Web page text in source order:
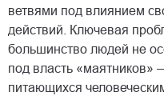
ветвями под влиянием
действий. Ключевая
большинство людей не
под власть «маятников»
питающихся